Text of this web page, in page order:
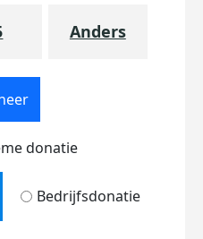
Anders
donatie
Bedrijfsdonatie